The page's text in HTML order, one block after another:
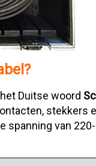
Duitse woord
stekkers
spanning van